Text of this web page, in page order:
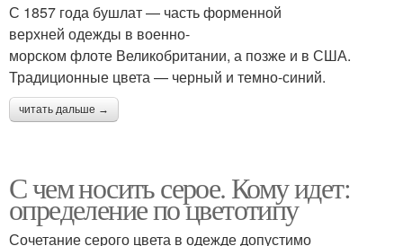
С 1857 года бушлат — часть форменной
верхней одежды в военно-
морском флоте Великобритании, а позже и в США.
Традиционные цвета — черный и темно-синий.
читать дальше →
С чем носить серое. Кому идет:
определение по цветотипу
Сочетание серого цвета в одежде допустимо